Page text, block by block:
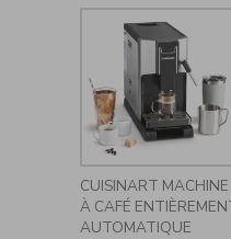
CUISINART MACHINE
À CAFÉ
AUTOMATIQUE